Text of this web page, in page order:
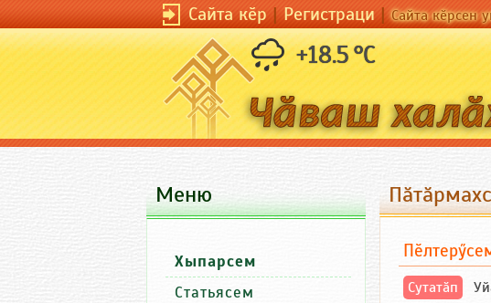
Сайта кӗр|Регистраци|Сайта кӗрсен
+18.5 °C
Сутатӑп
Меню
Хыпарсем
Статьясем